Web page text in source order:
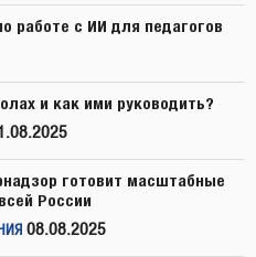
работе с ИИ для педагогов
и как ими руководить?
готовит масштабные
России
08.08.2025